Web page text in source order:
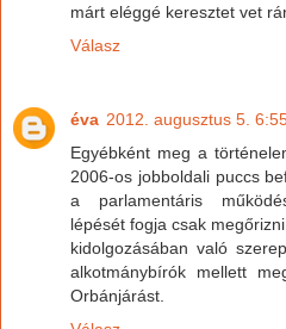
márt eléggé keresztet vet
Válasz
éva 2012. augusztus 5.
Egyébként meg a
2006-os jobboldali puccs
a parlamentáris
lépését fogja csak
kidolgozásában való
alkotmánybírók mellett
Orbánjárást.